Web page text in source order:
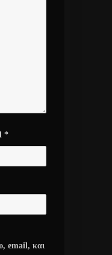
*
email, και